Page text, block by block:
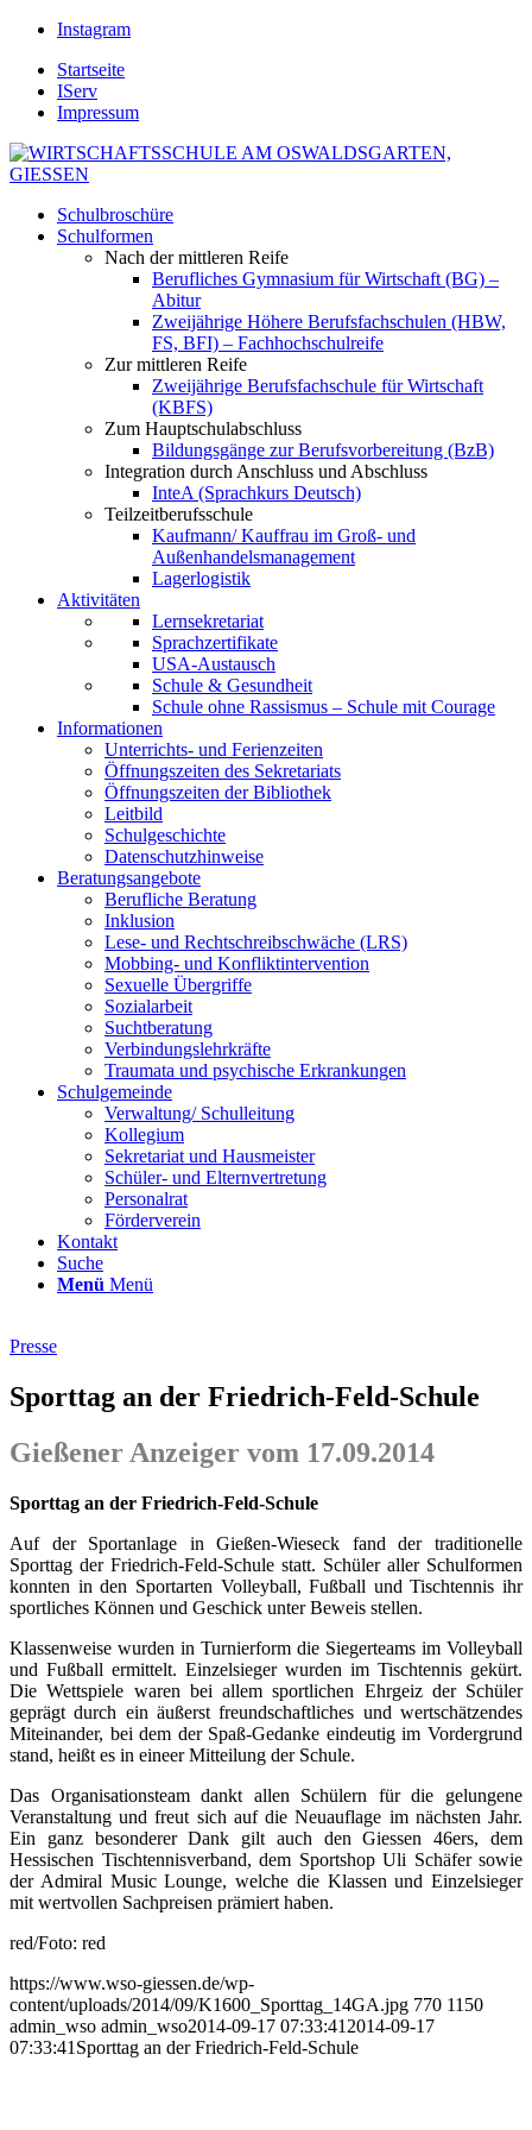
Instagram
Startseite
IServ
Impressum
Schulbroschüre
Schulformen
Nach der mittleren Reife
Berufliches Gymnasium für Wirtschaft (BG) –
Abitur
Zweijährige Höhere Berufsfachschulen (HBW,
FS, BFI) – Fachhochschulreife
Zur mittleren Reife
Zweijährige Berufsfachschule für Wirtschaft
(KBFS)
Zum Hauptschulabschluss
Bildungsgänge zur Berufsvorbereitung (BzB)
Integration durch Anschluss und Abschluss
InteA (Sprachkurs Deutsch)
Teilzeitberufsschule
Kaufmann/ Kauffrau im Groß- und
Außenhandelsmanagement
Lagerlogistik
Aktivitäten
Lernsekretariat
Sprachzertifikate
USA-Austausch
Schule & Gesundheit
Schule ohne Rassismus – Schule mit Courage
Informationen
Unterrichts- und Ferienzeiten
Öffnungszeiten des Sekretariats
Öffnungszeiten der Bibliothek
Leitbild
Schulgeschichte
Datenschutzhinweise
Beratungsangebote
Berufliche Beratung
Inklusion
Lese- und Rechtschreibschwäche (LRS)
Mobbing- und Konfliktintervention
Sexuelle Übergriffe
Sozialarbeit
Suchtberatung
Verbindungslehrkräfte
Traumata und psychische Erkrankungen
Schulgemeinde
Verwaltung/ Schulleitung
Kollegium
Sekretariat und Hausmeister
Schüler- und Elternvertretung
Personalrat
Förderverein
Kontakt
Suche
Menü Menü
Presse
Sporttag an der Friedrich-Feld-Schule
Gießener Anzeiger vom 17.09.2014
Sporttag an der Friedrich-Feld-Schule
Auf der Sportanlage in Gießen-Wieseck fand der traditionelle
Sporttag der Friedrich-Feld-Schule statt. Schüler aller Schulformen
konnten in den Sportarten Volleyball, Fußball und Tischtennis ihr
sportliches Können und Geschick unter Beweis stellen.
Klassenweise wurden in Turnierform die Siegerteams im Volleyball
und Fußball ermittelt. Einzelsieger wurden im Tischtennis gekürt.
Die Wettspiele waren bei allem sportlichen Ehrgeiz der Schüler
geprägt durch ein äußerst freundschaftliches und wertschätzendes
Miteinander, bei dem der Spaß-Gedanke eindeutig im Vordergrund
stand, heißt es in eineer Mitteilung der Schule.
Das Organisationsteam dankt allen Schülern für die gelungene
Veranstaltung und freut sich auf die Neuauflage im nächsten Jahr.
Ein ganz besonderer Dank gilt auch den Giessen 46ers, dem
Hessischen Tischtennisverband, dem Sportshop Uli Schäfer sowie
der Admiral Music Lounge, welche die Klassen und Einzelsieger
mit wertvollen Sachpreisen prämiert haben.
red/Foto: red
https://www.wso-giessen.de/wp-
content/uploads/2014/09/K1600_Sporttag_14GA.jpg 770 1150
admin_wso admin_wso2014-09-17 07:33:41 2014-09-17
07:33:41 Sporttag an der Friedrich-Feld-Schule